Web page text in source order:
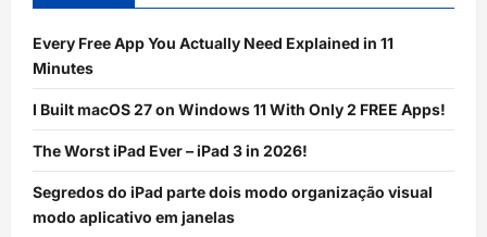
Every Free App You Actually Need Explained in 11
Minutes
I Built macOS 27 on Windows 11 With Only 2 FREE Apps!
The Worst iPad Ever – iPad 3 in 2026!
Segredos do iPad parte dois modo organização visual
modo aplicativo em janelas